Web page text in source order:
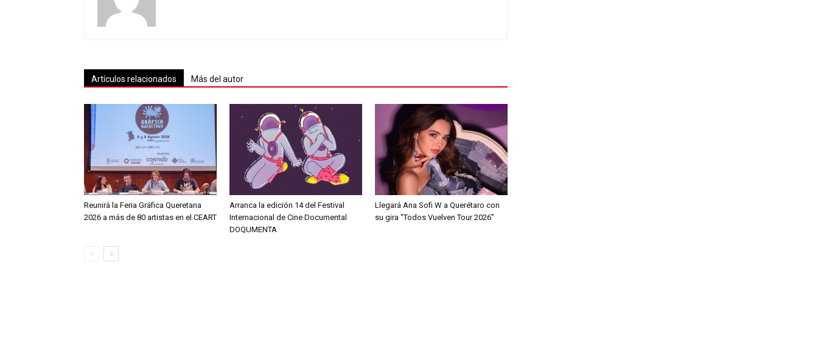
Artículos relacionados Más del autor
Reunirá la Feria Gráfica Queretana
2026 a más de 80 artistas en el CEART
Arranca la edición 14 del Festival
Internacional de Cine Documental
DOQUMENTA
Llegará Ana Sofi W a Querétaro con
su gira “Todos Vuelven Tour 2026”